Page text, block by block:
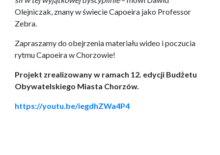
Olejniczak, znany w świecie Capoeira jako Professor
Zebra.
Zapraszamy do obejrzenia materiału wideo i poczucia
rytmu Capoeira w Chorzowie!
Projekt zrealizowany w ramach 12. edycji Budżetu
Obywatelskiego Miasta Chorzów.
https://youtu.be/iegdhZWa4P4